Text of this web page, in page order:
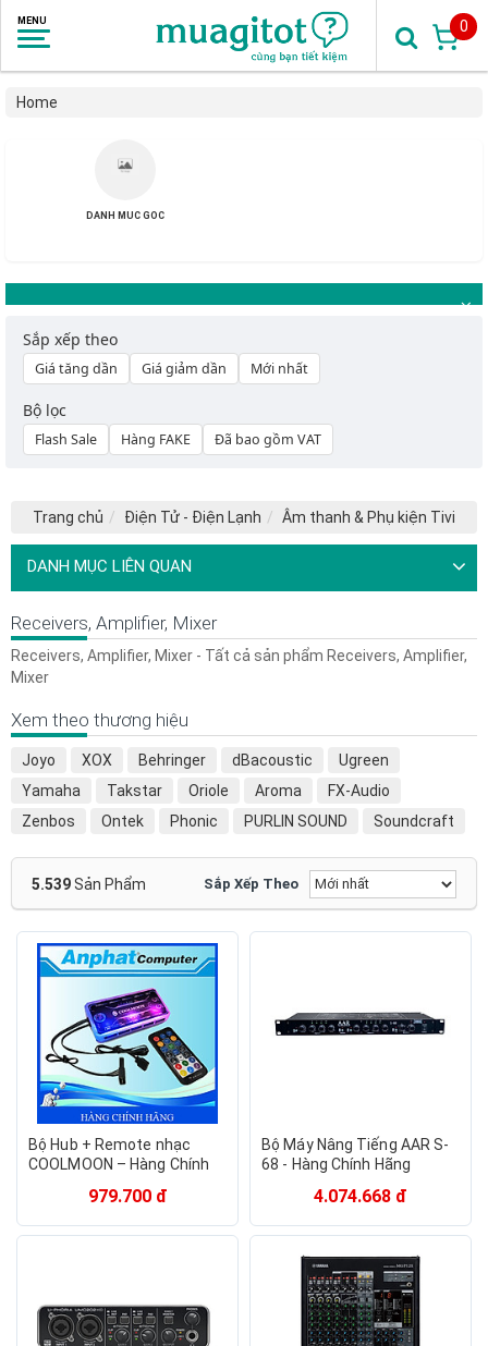
0
Home
DANH MUC GOC
Sắp xếp theo
Giá tăng dần Giá giảm dần Mới nhất
Bộ lọc
Flash Sale Hàng FAKE Đã bao gồm VAT
Trang chủ Điện Tử - Điện Lạnh Âm thanh & Phụ kiện Tivi
DANH MỤC LIÊN QUAN
Receivers, Amplifier, Mixer
Receivers, Amplifier, Mixer - Tất cả sản phẩm Receivers, Amplifier,
Mixer
Xem theo thương hiệu
Joyo XOX Behringer dBacoustic
Ugreen
Yamaha
Takstar Oriole Aroma
FX-Audio
Zenbos
Ontek Phonic PURLIN SOUND
Soundcraft
OEM
Philips Xiaomi
Crown
Jarguar Suhyoung
Alctron Audio-technica
BIK
Bosston
Fishman Focusrite
Nokia
Nux Pioneer
Boss Fiio
Microlab
NEX ACOUSTICS ONTEKCO
ROGTZ
TP-Link
5.539Sản Phẩm Sắp Xếp Theo
Bộ Hub + Remote nhạc
COOLMOON – Hàng Chính
979.700 đ
Bộ Máy Nâng Tiếng AAR S-
68 - Hàng Chính Hãng
4.074.668 đ